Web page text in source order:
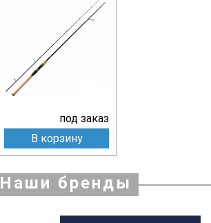
под заказ
В корзину
Наши бренды